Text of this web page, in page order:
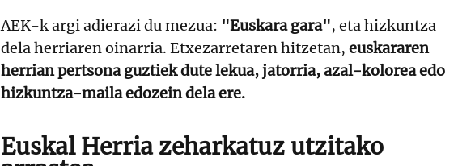
AEK-k argi adierazi du mezua: "Euskara gara", eta hizkuntza
dela herriaren oinarria. Etxezarretaren hitzetan, euskararen
herrian pertsona guztiek dute lekua, jatorria, azal-kolorea edo
hizkuntza-maila edozein dela ere.
Euskal Herria zeharkatuz utzitako